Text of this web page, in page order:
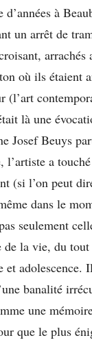
à
un arrêt de
arrachés
où ils étaient
(l’art
là une
Josef Beuys
l’artiste a
(si l’on peut
dans le
seulement
de la vie, du
et adolescence.
banalité
une
que le plus